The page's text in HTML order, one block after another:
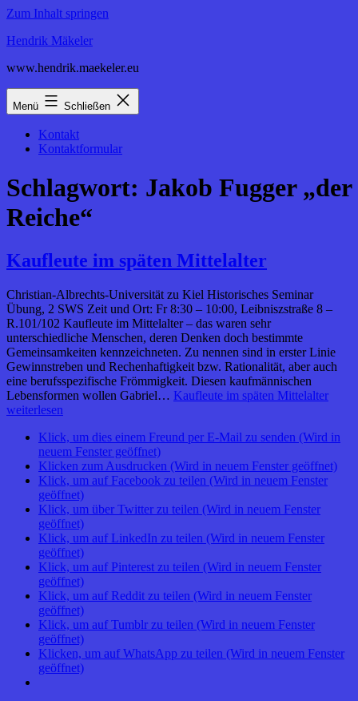
Zum Inhalt springen
Hendrik Mäkeler
www.hendrik.maekeler.eu
Menü Schließen
Kontakt
Kontaktformular
Schlagwort: Jakob Fugger „der
Reiche“
Kaufleute im späten Mittelalter
Christian-Albrechts-Universität zu Kiel Historisches Seminar
Übung, 2 SWS Zeit und Ort: Fr 8:30 – 10:00, Leibniszstraße 8 –
R.101/102 Kaufleute im Mittelalter – das waren sehr
unterschiedliche Menschen, deren Denken doch bestimmte
Gemeinsamkeiten kennzeichneten. Zu nennen sind in erster Linie
Gewinnstreben und Rechenhaftigkeit bzw. Rationalität, aber auch
eine berufsspezifische Frömmigkeit. Diesen kaufmännischen
Lebensformen wollen Gabriel… Kaufleute im späten Mittelalter
weiterlesen
Klick, um dies einem Freund per E-Mail zu senden (Wird in
neuem Fenster geöffnet)
Klicken zum Ausdrucken (Wird in neuem Fenster geöffnet)
Klick, um auf Facebook zu teilen (Wird in neuem Fenster
geöffnet)
Klick, um über Twitter zu teilen (Wird in neuem Fenster
geöffnet)
Klick, um auf LinkedIn zu teilen (Wird in neuem Fenster
geöffnet)
Klick, um auf Pinterest zu teilen (Wird in neuem Fenster
geöffnet)
Klick, um auf Reddit zu teilen (Wird in neuem Fenster
geöffnet)
Klick, um auf Tumblr zu teilen (Wird in neuem Fenster
geöffnet)
Klicken, um auf WhatsApp zu teilen (Wird in neuem Fenster
geöffnet)